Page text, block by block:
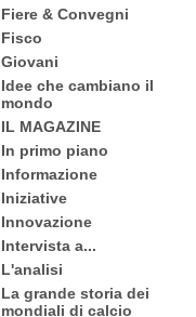
Fiere & Convegni
Fisco
Giovani
Idee che cambiano il
mondo
IL MAGAZINE
In primo piano
Informazione
Iniziative
Innovazione
Intervista a...
L'analisi
La grande storia dei
mondiali di calcio